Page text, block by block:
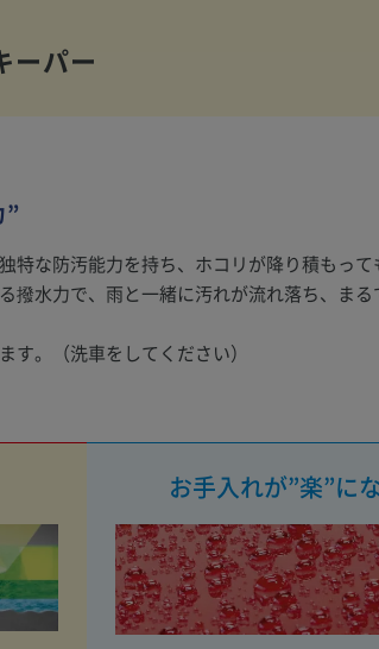
ーパー
特な防汚能力を持ち、ホコリが降り積もっ
撥水力で、雨と一緒に汚れが流れ落ち、ま
。（洗車をしてください）
お手入れが”楽”にな